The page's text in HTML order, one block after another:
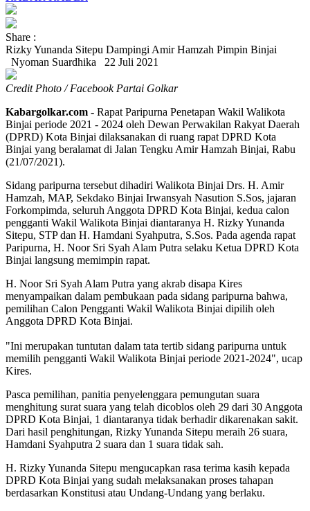
Share :
Rizky Yunanda Sitepu Dampingi Amir Hamzah Pimpin Binjai
Nyoman Suardhika
22 Juli 2021
Credit Photo / Facebook Partai Golkar
Kabargolkar.com - Rapat Paripurna Penetapan Wakil Walikota
Binjai periode 2021 - 2024 oleh Dewan Perwakilan Rakyat Daerah
(DPRD) Kota Binjai dilaksanakan di ruang rapat DPRD Kota
Binjai yang beralamat di Jalan Tengku Amir Hamzah Binjai, Rabu
(21/07/2021).
Sidang paripurna tersebut dihadiri Walikota Binjai Drs. H. Amir
Hamzah, MAP, Sekdako Binjai Irwansyah Nasution S.Sos, jajaran
Forkompimda, seluruh Anggota DPRD Kota Binjai, kedua calon
pengganti Wakil Walikota Binjai diantaranya H. Rizky Yunanda
Sitepu, STP dan H. Hamdani Syahputra, S.Sos. Pada agenda rapat
Paripurna, H. Noor Sri Syah Alam Putra selaku Ketua DPRD Kota
Binjai langsung memimpin rapat.
H. Noor Sri Syah Alam Putra yang akrab disapa Kires
menyampaikan dalam pembukaan pada sidang paripurna bahwa,
pemilihan Calon Pengganti Wakil Walikota Binjai dipilih oleh
Anggota DPRD Kota Binjai.
"Ini merupakan tuntutan dalam tata tertib sidang paripurna untuk
memilih pengganti Wakil Walikota Binjai periode 2021-2024", ucap
Kires.
Pasca pemilihan, panitia penyelenggara pemungutan suara
menghitung surat suara yang telah dicoblos oleh 29 dari 30 Anggota
DPRD Kota Binjai, 1 diantaranya tidak berhadir dikarenakan sakit.
Dari hasil penghitungan, Rizky Yunanda Sitepu meraih 26 suara,
Hamdani Syahputra 2 suara dan 1 suara tidak sah.
H. Rizky Yunanda Sitepu mengucapkan rasa terima kasih kepada
DPRD Kota Binjai yang sudah melaksanakan proses tahapan
berdasarkan Konstitusi atau Undang-Undang yang berlaku.